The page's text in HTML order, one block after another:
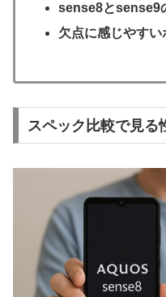
sense8とsense9
欠点に感じやすい
スペック比較で見る